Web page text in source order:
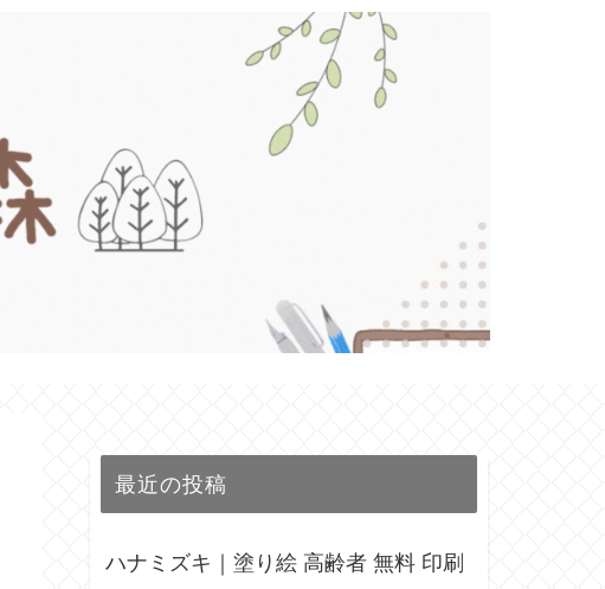
最近の投稿
ハナミズキ｜塗り絵 高齢者 無料 印刷